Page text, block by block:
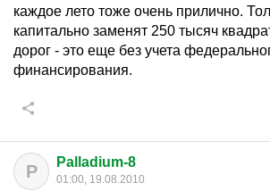
каждое лето тоже очень прилично.
капитально заменят 250 тысяч
дорог - это еще без учета
финансирования.
P Palladium-8
01:00, 19.08.2010